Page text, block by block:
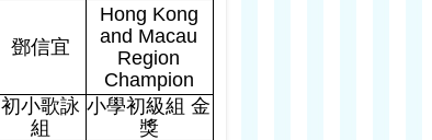
鄧信宜
Hong Kong
and Macau
Region
Champion
初小歌詠
組
小學初級組 金
獎